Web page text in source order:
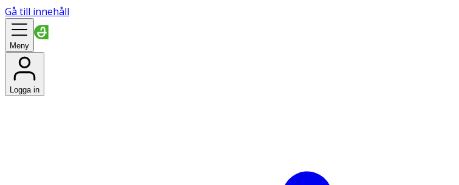
Gå till innehåll
Meny
Logga in